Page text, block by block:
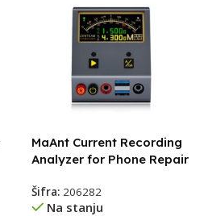
MaAnt Current Recording
Analyzer for Phone Repair
Šifra: 206282
Na stanju